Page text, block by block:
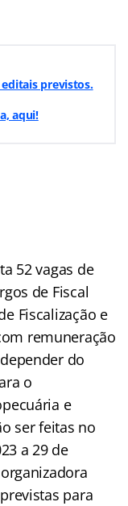
previstos.
aqui!
52 vagas de
de Fiscal
Fiscalização e
remuneração
do
o
e
ser feitas no
a 29 de
para